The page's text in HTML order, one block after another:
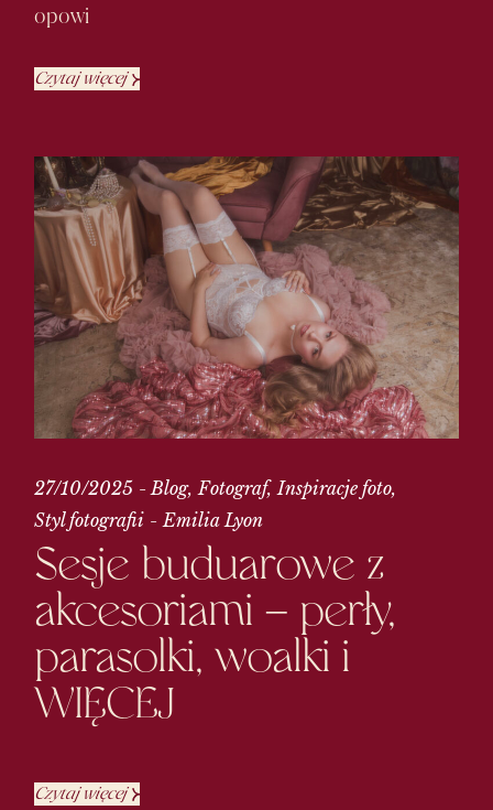
opowi
Czytaj więcej
27/10/2025 Blog Fotograf Inspiracje foto
Styl fotografii
Emilia Lyon
Sesje buduarowe z
akcesoriami – perły,
parasolki, woalki i
WIĘCEJ
Czytaj więcej